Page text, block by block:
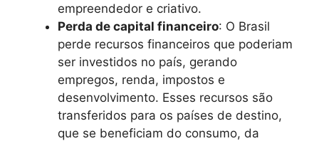
empreendedor e criativo.
Perda de capital financeiro: O Brasil
perde recursos financeiros que poderiam
ser investidos no país, gerando
empregos, renda, impostos e
desenvolvimento. Esses recursos são
transferidos para os países de destino,
que se beneficiam do consumo, da